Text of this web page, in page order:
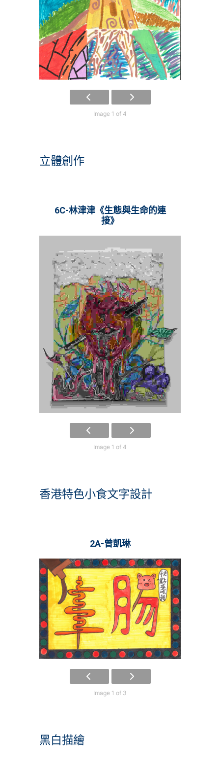
Image 1 of 4
立體創作
6C-林津津《生態與生命的連
接》
Image 1 of 4
香港特色小食文字設計
2A-曾凱琳
Image 1 of 3
黑白描繪